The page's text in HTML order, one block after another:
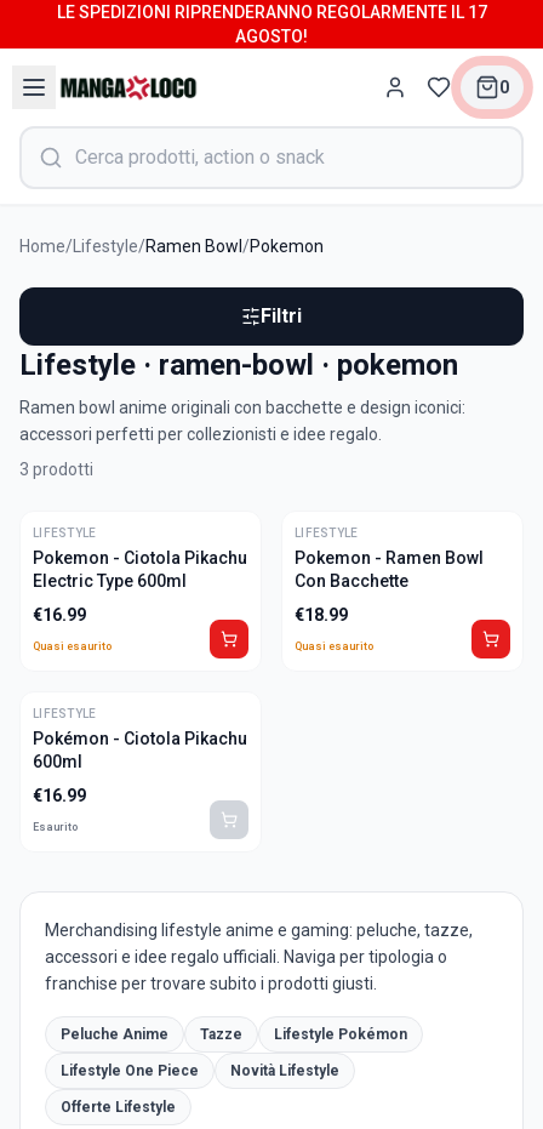
LE SPEDIZIONI RIPRENDERANNO REGOLARMENTE IL 17
AGOSTO!
0
Home/ Lifestyle/Ramen Bowl /Pokemon
Filtri
Lifestyle · ramen-bowl · pokemon
Ramen bowl anime originali con bacchette e design iconici:
accessori perfetti per collezionisti e idee regalo.
3 prodotti
ULTIME
LIFESTYLE
Pokemon - Ciotola Pikachu
Electric Type 600ml
€16.99
Quasi esaurito
ULTIME
LIFESTYLE
Pokemon - Ramen Bowl
Con Bacchette
€18.99
Quasi esaurito
LIFESTYLE
Pokémon - Ciotola Pikachu
600ml
€16.99
Esaurito
Merchandising lifestyle anime e gaming: peluche, tazze,
accessori e idee regalo ufficiali. Naviga per tipologia o
franchise per trovare subito i prodotti giusti.
Peluche Anime Tazze Lifestyle Pokémon
Lifestyle One Piece Novità Lifestyle
Offerte Lifestyle